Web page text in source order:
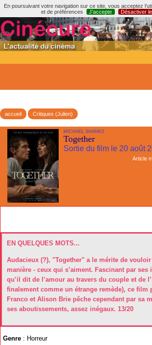
En poursuivant votre navigation sur ce site, vous acceptez
et de préférences
J’accepte Désactiver
accueil Critiques (Julien)
MICHAEL SHANKS
Together
Sortie du film le 20 août
Article
EN QUELQUES MOTS...
Audacieux (?), "Together" a le mérite de
manière - ceux qui s’aiment. Fascinant par ses
qu’il dit de l’amour au travers du couple et de
finalement comme un étrange remède), ce film
Franco et Alison Brie pêche cependant par sa
ses aboutissements, assez inégaux. 13/20
Genre : Horreur